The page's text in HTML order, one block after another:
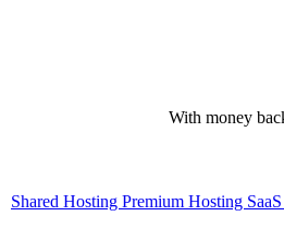
With money
Shared Hosting Premium Hosting